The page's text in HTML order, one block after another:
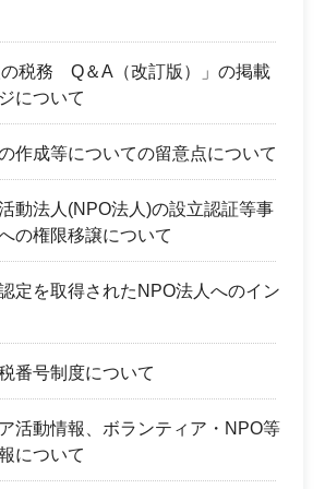
の税務 Q＆A（改訂版）」の掲載
について
作成等についての留意点について
動法人(NPO法人)の設立認証等事
の権限移譲について
定を取得されたNPO法人へのイン
番号制度について
活動情報、ボランティア・NPO等
について